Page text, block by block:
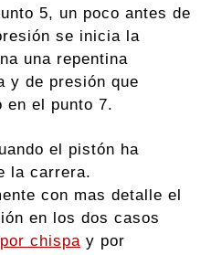
5, un poco antes de
se inicia la
una repentina
y de presión que
en el punto 7.
el pistón ha
la carrera.
con mas detalle el
en los dos casos
chispa y por